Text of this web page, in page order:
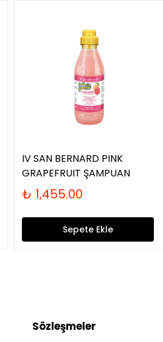
IV SAN BERNARD PINK
GRAPEFRUIT ŞAMPUAN
₺ 1,455.00
Sepete Ekle
Sözleşmeler